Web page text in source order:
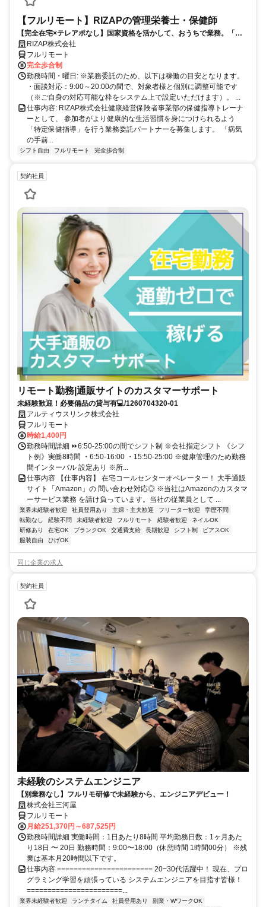
【フルリモート】RIZAPの管理栄養士・保健師
【完全在宅×テレアポなし】国家資格を活かして、おうちで業務。「も
う一つの安心」を。主婦・Wワーカー活躍中！「平日の日中だけ」「夕
方以降の数時間だけ」など、生活リズムに合わせた時間調整が可能で
す。1件ごとの成果報酬型だから、頑張った分だけ手応えのある収入
に。充実のサポート体制で、安心の在宅ワークを始めませんか？
RIZAP株式会社
フルリモート
完全歩合制
勤務時間・曜日: ※業務委託のため、以下は稼働の目安となります。
・面談対応：9:00～20:00の間で、対象者様と個別に調整可能です
（※ご自身の対応可能な枠をシステム上で設定いただけます）。 ...
仕事内容: RIZAP株式会社健康経営保険者事業部の保健指導トレーナ
ーとして、 参加者がより健康的な生活習慣を身につけられるよう
「特定保健指導」を行う業務委託パートナーを募集します。 「病気
の手前...
シフト自由 フルリモート 完全歩合制
契約社員
リモート勤務|通販サイトのカスタマーサポート
未経験歓迎！必要備品の貸与有💻/1260704320-01
アルティウスリンク株式会社
フルリモート
時給1,400円
勤務時間詳細 ⏩6:50-25:00の間でシフト制 ※会社指定シフト 《シフ
ト例》実働8時間 ・6:50-16:00 ・15:50-25:00 ※健康管理のため勤務
間インターバル 設定あり ※所...
仕事内容 【仕事内容】 在宅コールセンターオペレーター！ 大手通販
サイト「Amazon」の 問い合わせ対応◎ ※当社はAmazonのカスタマ
ーサービス業務 を請け負っています。当社の従業員として ...
業界未経験者歓迎 社員登用あり 主婦・主夫歓迎 フリーター歓迎
学歴不問
転勤なし
経験不問 未経験者歓迎 フルリモート 経験者歓迎
ネイルOK
研修あり
在宅OK ブランクOK 交通費支給 長期歓迎 シフト制
ピアスOK
服装自由
ひげOK
同じ企業の求人
契約社員
未経験のシステムエンジニア
【別業務なし】フルリモ研修で未経験から、エンジニアデビュー！
株式会社三河屋
フルリモート
月給251,370円～687,525円
勤務時間詳細 実働時間：1日あたり8時間 平均勤務日数：1ヶ月あた
り18日 〜 20日 勤務時間：9:00〜18:00（休憩時間 1時間00分） ※残
業は基本月20時間以下です。
仕事内容 ======================= 20−30代活躍中！ 現在、プロ
グラミング学習を頑張っている システムエンジニアを目指す皆様！
=======================...
業界未経験者歓迎 ランチタイム 社員登用あり
副業・WワークOK